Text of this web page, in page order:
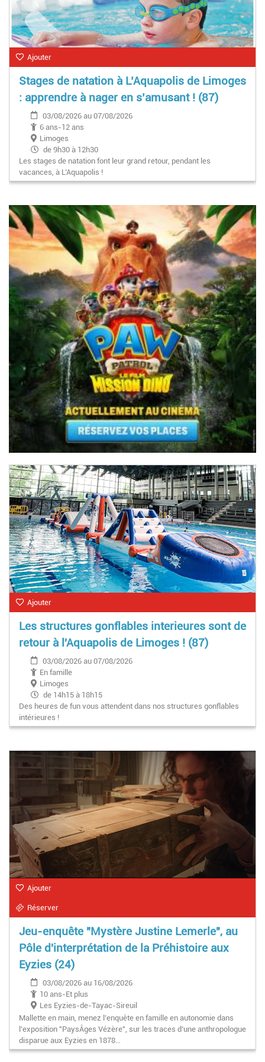
Ajouter
Stages de natation à L’Aquapolis de Limoges
: apprendre à nager en s’amusant ! (87)
03/08/2026 au 07/08/2026
6 ans-12 ans
Limoges
de 9h30 à 12h30
Les stages de natation font leur grand retour, pendant les
vacances, à L’Aquapolis !
Ajouter
Les structures gonflables interieures sont de
retour à l'Aquapolis de Limoges ! (87)
03/08/2026 au 07/08/2026
En famille
Limoges
de 14h15 à 18h15
Des heures de fun vous attendent dans nos structures gonflables
intérieures !
Ajouter
Réserver
Jeu-enquête "Mystère Justine Lemerle", au
Pôle d'interprétation de la Préhistoire aux
Eyzies (24)
03/08/2026 au 16/08/2026
10 ans-Et plus
Les Eyzies-de-Tayac-Sireuil
Mallette en main, menez l’enquête en famille en autonomie dans
l’exposition "PaysÂges Vézère", sur les traces d’une anthropologue
disparue aux Eyzies en 1878…